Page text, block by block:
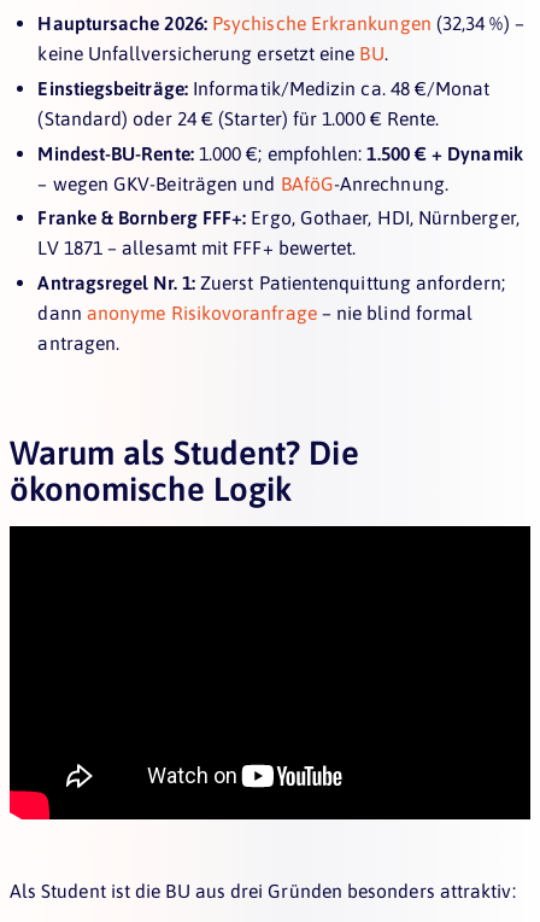
Hauptursache 2026: Psychische Erkrankungen (32,34 %) –
keine Unfallversicherung ersetzt eine BU.
Einstiegsbeiträge:Informatik/Medizin ca. 48 €/Monat
(Standard) oder 24 € (Starter) für 1.000 € Rente.
Mindest-BU-Rente:1.000 €; empfohlen:1.500 € + Dynamik
– wegen GKV-Beiträgen und BAföG-Anrechnung.
Franke & Bornberg FFF+: Ergo, Gothaer, HDI, Nürnberger,
LV 1871 – allesamt mit FFF+ bewertet.
Antragsregel Nr. 1:Zuerst Patientenquittung anfordern;
dann anonyme Risikovoranfrage – nie blind formal
antragen.
Warum als Student? Die
ökonomische Logik
Als Student ist die BU aus drei Gründen besonders attraktiv: